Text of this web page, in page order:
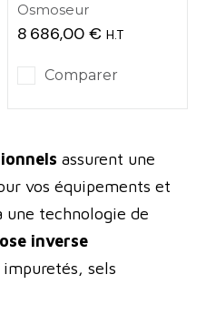
Osmoseur
8 686,00 € H.T
Comparer
assurent une
vos équipements et
une technologie de
inverse
sels